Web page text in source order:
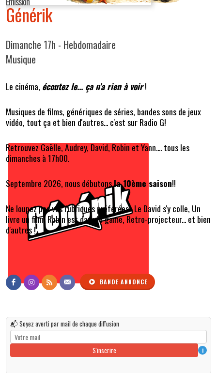
Générik
Dimanche 17h - Hebdomadaire
Musique
Le cinéma, écoutez le... ça n'a rien à voir!
Musiques de films, génériques de séries, bandes sons de jeux
vidéo, tout ça et bien d'autres... c'est sur Radio G!
Retrouvez Gaëlle, Audrey, David, Robin et Yann.... tous les
dimanches à 17h00.
Septembre 2026, nous débutonsla 10ème saison!!
Ne loupez pas vos rubriques préférées : Le David s'y colle, Un
livre un film, Robin est dans le game, Retro-projecteur... et bien
d'autres !
BANDE ANNONCE
📬 Soyez averti par mail de chaque diffusion
S'inscrire i